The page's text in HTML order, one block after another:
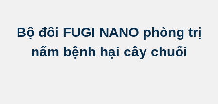
Bộ đôi FUGI NANO phòng trị
nấm bệnh hại cây chuối